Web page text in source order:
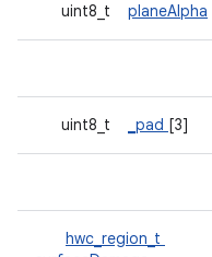
uint8_t planeAlpha
uint8_t _pad [3]
hwc_region_t